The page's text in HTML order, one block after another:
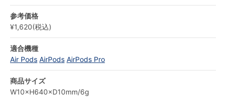
参考価格
¥1,620(税込)
適合機種
Air Pods AirPods AirPods Pro
商品サイズ
W10×H640×D10mm/6g